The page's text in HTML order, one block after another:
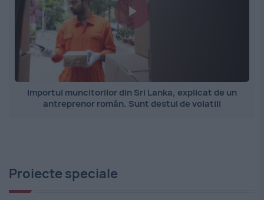
Importul muncitorilor din Sri Lanka, explicat de un
antreprenor român. Sunt destul de volatili
Proiecte speciale